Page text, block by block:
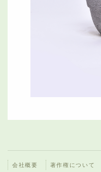
会社概要 著作権について